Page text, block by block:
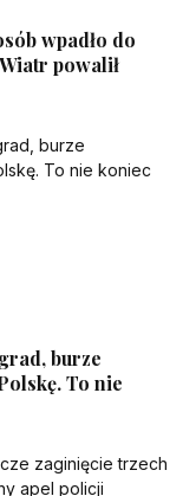
wpadło do
powalił
burze
To nie